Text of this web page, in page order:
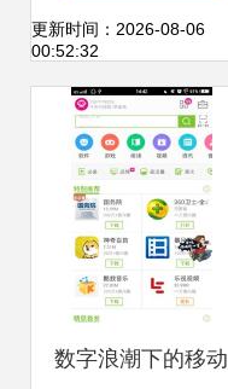
动传统行业数字化
转型
更新时间：2026-08-06
00:52:32
数字浪潮下的移动